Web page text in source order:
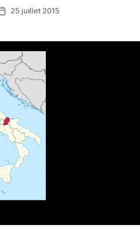
Date25 juillet 2015